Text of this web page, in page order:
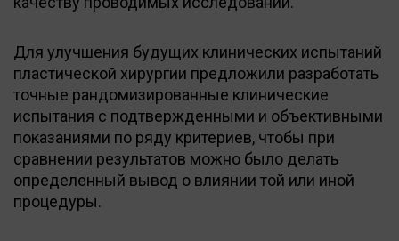
Для улучшения будущих клинических испытаний
пластической хирургии предложили разработать
точные рандомизированные клинические
испытания с подтвержденными и объективными
показаниями по ряду критериев, чтобы при
сравнении результатов можно было делать
определенный вывод о влиянии той или иной
процедуры.